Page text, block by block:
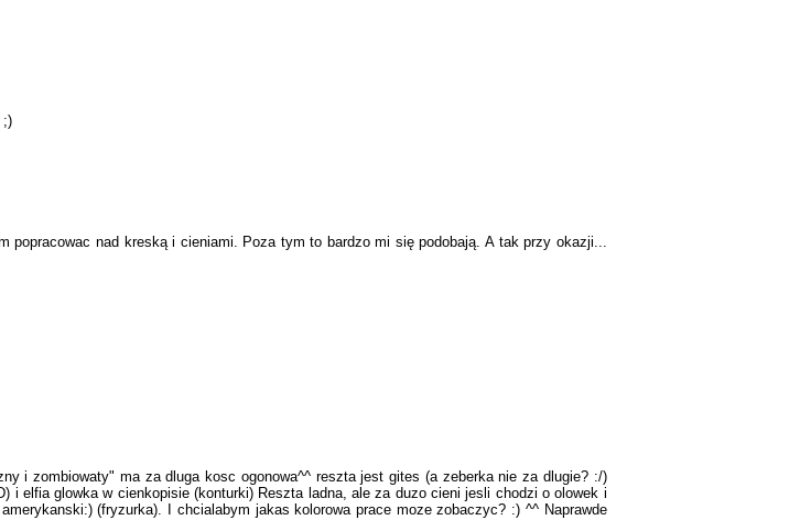
;)
popracowac nad kreską i cieniami. Poza tym to bardzo mi się podobają. A tak przy okazji...
i zombiowaty" ma za dluga kosc ogonowa^^ reszta jest gites (a zeberka nie za dlugie? :/)
i elfia glowka w cienkopisie (konturki) Reszta ladna, ale za duzo cieni jesli chodzi o olowek i
(fryzurka). I chcialabym jakas kolorowa prace moze zobaczyc? :) ^^ Naprawde